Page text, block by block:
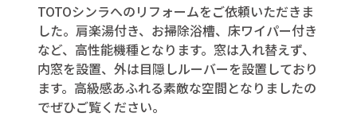
TOTOシンラへのリフォームをご依頼いただきま
した。肩楽湯付き、お掃除浴槽、床ワイパー付き
など、高性能機種となります。窓は入れ替えず、
内窓を設置、外は目隠しルーバーを設置しており
ます。高級感あふれる素敵な空間となりましたの
でぜひご覧ください。